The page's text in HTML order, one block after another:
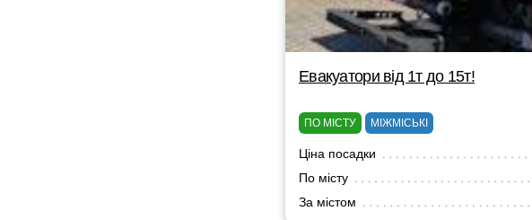
Евакуатори від 1т до 15т!
ПО МІСТУ МІЖМІСЬКІ
Ціна посадки
По місту
За містом